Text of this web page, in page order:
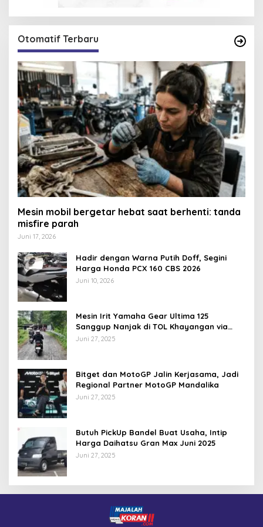
Otomatif Terbaru
Mesin mobil bergetar hebat saat berhenti: tanda
misfire parah
Juni 17, 2026
Hadir dengan Warna Putih Doff, Segini
Harga Honda PCX 160 CBS 2026
Juni 10, 2026
Mesin Irit Yamaha Gear Ultima 125
Sanggup Nanjak di TOL Khayangan via
Krakalan?
Juni 27, 2025
Bitget dan MotoGP Jalin Kerjasama, Jadi
Regional Partner MotoGP Mandalika
Juni 27, 2025
Butuh PickUp Bandel Buat Usaha, Intip
Harga Daihatsu Gran Max Juni 2025
Juni 27, 2025